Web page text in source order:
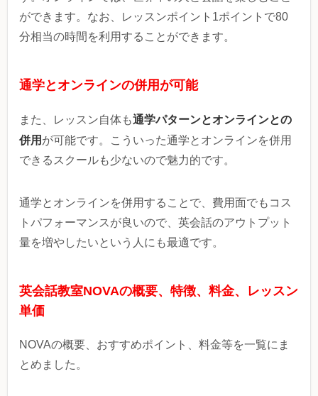
ができます。なお、レッスンポイント1ポイントで80
分相当の時間を利用することができます。
通学とオンラインの併用が可能
また、レッスン自体も通学パターンとオンラインとの
併用が可能です。こういった通学とオンラインを併用
できるスクールも少ないので魅力的です。
通学とオンラインを併用することで、費用面でもコス
トパフォーマンスが良いので、英会話のアウトプット
量を増やしたいという人にも最適です。
英会話教室NOVAの概要、特徴、料金、レッスン
単価
NOVAの概要、おすすめポイント、料金等を一覧にま
とめました。